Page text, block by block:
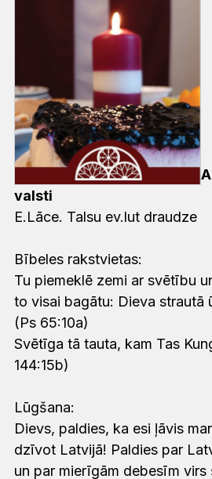
valsti
E.Lāce. Talsu ev.lut draudze
Bībeles rakstvietas:
Tu piemeklē zemi ar svētību
to visai bagātu: Dieva strautā
(Ps 65:10a)
Svētīga tā tauta, kam Tas
144:15b)
Lūgšana:
Dievs, paldies, ka esi ļāvis
dzīvot Latvijā! Paldies par
un par mierīgām debesīm virs